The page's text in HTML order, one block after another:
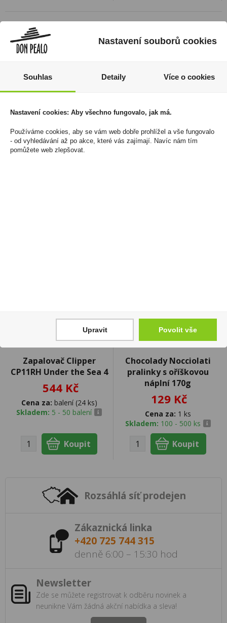
Haribo Ingwer Zitrone -
Želé s příchutí zázvoru
a citronu 160g
Sauvignon Blanc 0,75l
Casa Lo Matta
Zapalovač Clipper
CP11RH Under the Sea 4
544 Kč
Cena za: balení (24 ks)
Skladem: 5 - 50 balení
Chocolady Nocciolati
pralinky s oříškovou
náplní 170g
129 Kč
Cena za: 1 ks
Skladem: 100 - 500 ks
Rozsáhlá síť prodejen
Zákaznická linka
+420 725 744 315
denně 6:00 – 15:30 hod
Newsletter
Zde se můžete registrovat k odběru novinek a
neunikne Vám žádná akční nabídka a sleva!
Nastavení souborů cookies
Souhlas Detaily Více o cookies
Nastavení cookies: Aby všechno fungovalo, jak má.
Používáme cookies, aby se vám web dobře prohlížel a vše fungovalo
- od vyhledávání až po akce, které vás zajímají. Navíc nám tím
pomůžete web zlepšovat.
Upravit Povolit vše